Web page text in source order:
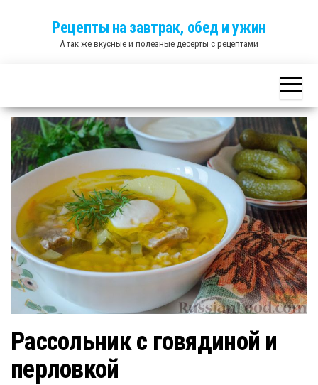
Рецепты на завтрак, обед и ужин
А так же вкусные и полезные десерты с рецептами
Рассольник с говядиной и
перловкой